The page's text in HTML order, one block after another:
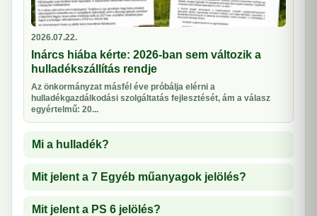
2026.07.22.
Inárcs hiába kérte: 2026-ban sem változik a
hulladékszállítás rendje
Az önkormányzat másfél éve próbálja elérni a
hulladékgazdálkodási szolgáltatás fejlesztését, ám a válasz
egyértelmű: 20...
Mi a hulladék?
Mit jelent a 7 Egyéb műanyagok jelölés?
Mit jelent a PS 6 jelölés?